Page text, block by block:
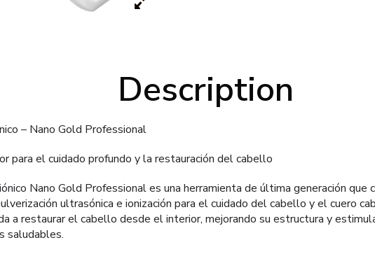
Description
– Nano Gold Professional
para el cuidado profundo y la restauración del cabello
Nano Gold Professional es una herramienta de última generación que
ultrasónica e ionización para el cuidado del cabello y el cuero
a restaurar el cabello desde el interior, mejorando su estructura y
saludables.